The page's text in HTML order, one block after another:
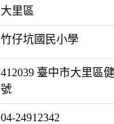
大里區
竹仔坑國民小學
412039 臺中市大里區
號
04-24912342